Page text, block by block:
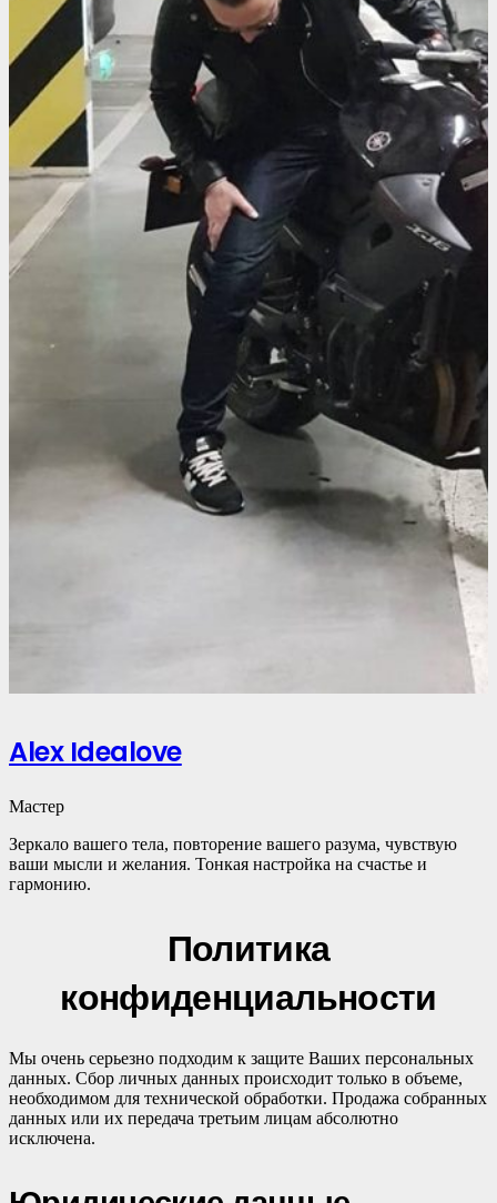
Alex Idealove
Мастер
Зеркало вашего тела, повторение вашего разума, чувствую
ваши мысли и желания. Тонкая настройка на счастье и
гармонию.
Политика
конфиденциальности
Мы очень серьезно подходим к защите Ваших персональных
данных. Сбор личных данных происходит только в объеме,
необходимом для технической обработки. Продажа собранных
данных или их передача третьим лицам абсолютно
исключена.